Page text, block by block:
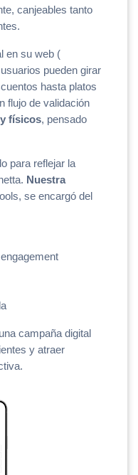
canjeables tanto
en su web (
pueden girar
hasta platos
flujo de validación
físicos, pensado
para reflejar la
Nuestra
se encargó del
campaña digital
y atraer